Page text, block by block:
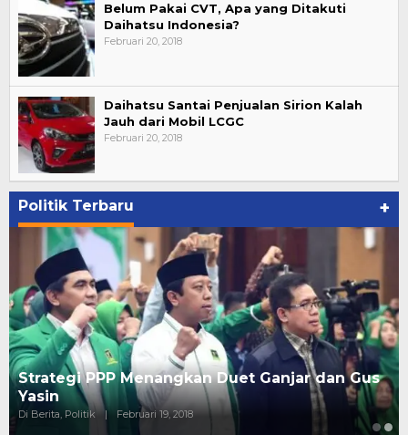
Belum Pakai CVT, Apa yang Ditakuti
Daihatsu Indonesia?
Februari 20, 2018
Daihatsu Santai Penjualan Sirion Kalah
Jauh dari Mobil LCGC
Februari 20, 2018
Politik Terbaru +
Strategi PPP Menangkan Duet Ganjar dan Gus
Yasin
Di Berita, Politik | Februari 19, 2018